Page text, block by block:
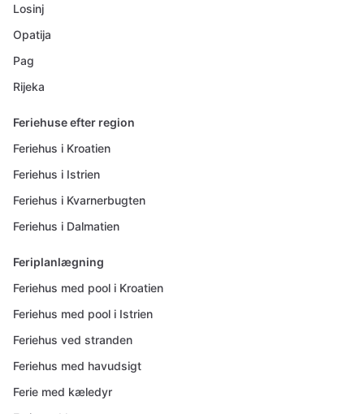
Losinj
Opatija
Pag
Rijeka
Feriehuse efter region
Feriehus i Kroatien
Feriehus i Istrien
Feriehus i Kvarnerbugten
Feriehus i Dalmatien
Feriplanlægning
Feriehus med pool i Kroatien
Feriehus med pool i Istrien
Feriehus ved stranden
Feriehus med havudsigt
Ferie med kæledyr